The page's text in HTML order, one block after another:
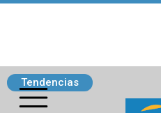
Tendencias